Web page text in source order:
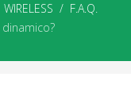
WIRELESS
F.A.Q.
dinamico?